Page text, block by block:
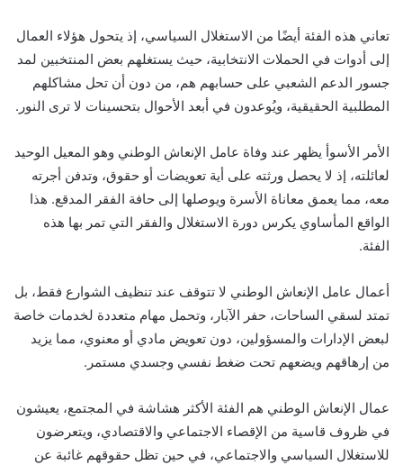
تعاني هذه الفئة أيضًا من الاستغلال السياسي، إذ يتحول هؤلاء العمال
إلى أدوات في الحملات الانتخابية، حيث يستغلهم بعض المنتخبين لمد
جسور الدعم الشعبي على حسابهم هم، من دون أن تحل مشاكلهم
المطلبية الحقيقية، ويُوعدون في أبعد الأحوال بتحسينات لا ترى النور.
الأمر الأسوأ يظهر عند وفاة عامل الإنعاش الوطني وهو المعيل الوحيد
لعائلته، إذ لا يحصل ورثته على أية تعويضات أو حقوق، وتدفن أجرته
معه، مما يعمق معاناة الأسرة ويوصلها إلى حافة الفقر المدقع. هذا
الواقع المأساوي يكرس دورة الاستغلال والفقر التي تمر بها هذه
الفئة.
أعمال عامل الإنعاش الوطني لا تتوقف عند تنظيف الشوارع فقط، بل
تمتد لسقي الساحات، حفر الآبار، وتحمل مهام متعددة لخدمات خاصة
لبعض الإدارات والمسؤولين، دون تعويض مادي أو معنوي، مما يزيد
من إرهاقهم ويضعهم تحت ضغط نفسي وجسدي مستمر.
عمال الإنعاش الوطني هم الفئة الأكثر هشاشة في المجتمع، يعيشون
في ظروف قاسية من الإقصاء الاجتماعي والاقتصادي، ويتعرضون
للاستغلال السياسي والاجتماعي، في حين تظل حقوقهم غائبة عن